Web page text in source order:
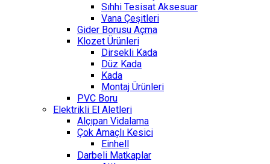
Sıhhi Tesisat Aksesuar
Vana Çeşitleri
Gider Borusu Açma
Klozet Ürünleri
Dirsekli Kada
Düz Kada
Kada
Montaj Ürünleri
PVC Boru
Elektrikli El Aletleri
Alçıpan Vidalama
Çok Amaçlı Kesici
Einhell
Darbeli Matkaplar